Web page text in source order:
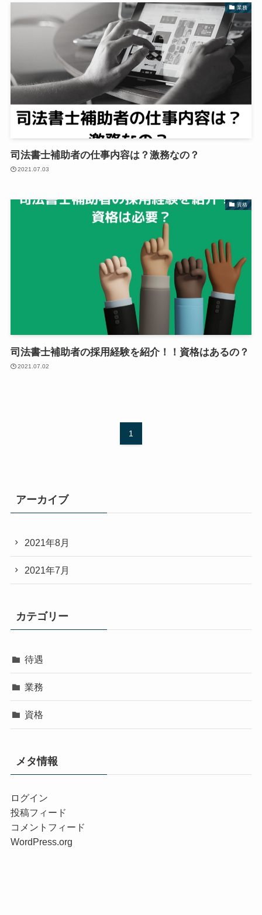
業務
司法書士補助者の仕事内容は？激務なの？
2021.07.03
資格
司法書士補助者の採用経験を紹介！！資格はあるの？
2021.07.02
1
アーカイブ
2021年8月
2021年7月
カテゴリー
待遇
業務
資格
メタ情報
ログイン
投稿フィード
コメントフィード
WordPress.org